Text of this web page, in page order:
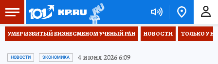
УМЕР ИЗБИТЫЙ БИЗНЕСМЕНОМ УЧЕНЫЙ РАН НОВОСТИ ТОЛЬКО У
НОВОСТИ ЭКОНОМИКА 4 июня 2026 6:09